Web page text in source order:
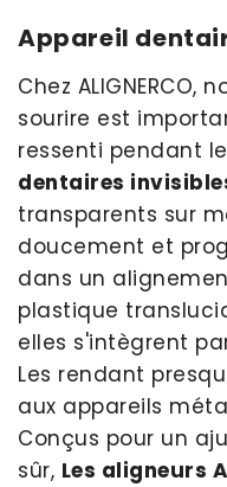
Appareil
Chez
sourire est
ressenti pendant
dentaires
transparents sur
doucement et
dans un
plastique
elles s'intègrent
Les rendant
aux appareils
Conçus pour un
sûr, Les aligneurs